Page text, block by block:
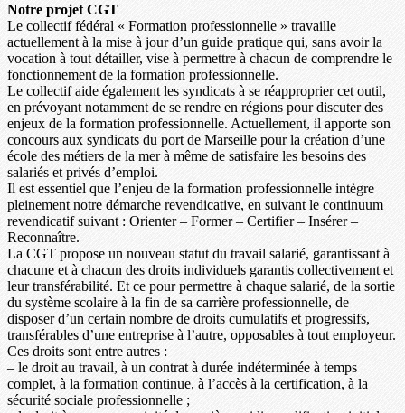
Notre projet CGT
Le collectif fédéral « Formation professionnelle » travaille
actuellement à la mise à jour d’un guide pratique qui, sans avoir la
vocation à tout détailler, vise à permettre à chacun de comprendre le
fonctionnement de la formation professionnelle.
Le collectif aide également les syndicats à se réapproprier cet outil,
en prévoyant notamment de se rendre en régions pour discuter des
enjeux de la formation professionnelle. Actuellement, il apporte son
concours aux syndicats du port de Marseille pour la création d’une
école des métiers de la mer à même de satisfaire les besoins des
salariés et privés d’emploi.
Il est essentiel que l’enjeu de la formation professionnelle intègre
pleinement notre démarche revendicative, en suivant le continuum
revendicatif suivant : Orienter – Former – Certifier – Insérer –
Reconnaître.
La CGT propose un nouveau statut du travail salarié, garantissant à
chacune et à chacun des droits individuels garantis collectivement et
leur transférabilité. Et ce pour permettre à chaque salarié, de la sortie
du système scolaire à la fin de sa carrière professionnelle, de
disposer d’un certain nombre de droits cumulatifs et progressifs,
transférables d’une entreprise à l’autre, opposables à tout employeur.
Ces droits sont entre autres :
– le droit au travail, à un contrat à durée indéterminée à temps
complet, à la formation continue, à l’accès à la certification, à la
sécurité sociale professionnelle ;